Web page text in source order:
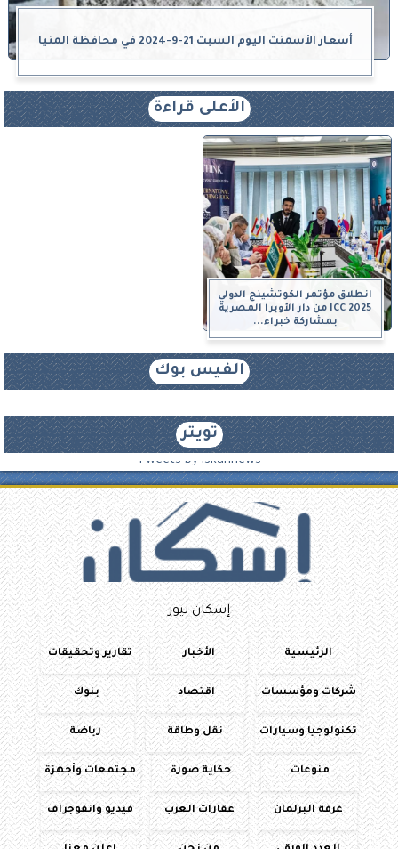
أسعار الأسمنت اليوم السبت 21-9-2024 في محافظة المنيا
الأعلى قراءة
انطلاق مؤتمر الكوتشينج الدولي
ICC 2025 من دار الأوبرا المصرية
بمشاركة خبراء...
الفيس بوك
تويتر
Tweets by iskannews
إسكان نيوز
الرئيسية الأخبار تقارير وتحقيقات
شركات ومؤسسات اقتصاد بنوك
تكنولوجيا وسيارات نقل وطاقة رياضة
منوعات حكاية صورة مجتمعات وأجهزة
غرفة البرلمان عقارات العرب فيديو وانفوجراف